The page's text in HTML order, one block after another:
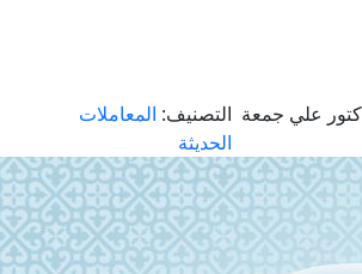
علي جمعة التصنيف: المعاملات
الحديثة